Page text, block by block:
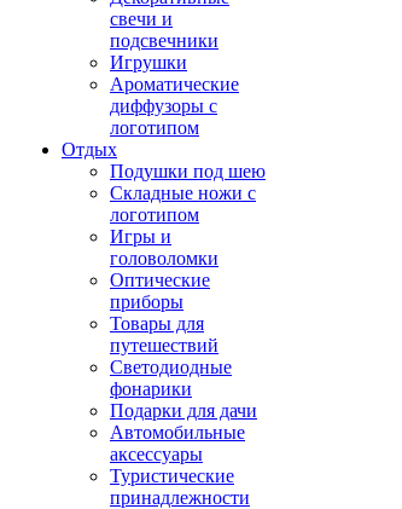
свечи и
подсвечники
Игрушки
Ароматические
диффузоры с
логотипом
Отдых
Подушки под шею
Складные ножи с
логотипом
Игры и
головоломки
Оптические
приборы
Товары для
путешествий
Светодиодные
фонарики
Подарки для дачи
Автомобильные
аксессуары
Туристические
принадлежности